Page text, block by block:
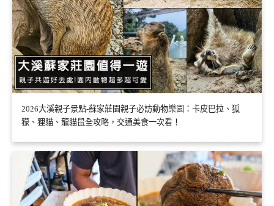
2026大溪親子景點-蘇家莊園親子必訪動物樂園：卡皮巴拉、狐
獴、狸貓、龍貓鼠全攻略，交通美食一次看！